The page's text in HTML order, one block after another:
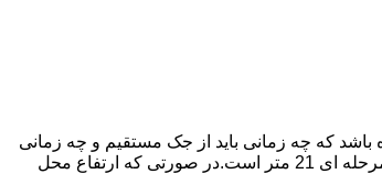
که چه زمانی باید از جک مستقیم و چه زمانی
از جک غیرمستقیم استفاده کنیم؟ جک های مستقیم تا 21 متر را ساپورت می کنند و این مقدار در جک تلسکوپی تک مرحله ای 7 متر،دو مرحله ای 14 و سه مرحله ای 21 متر است.در صورتی که ارتفاع محل